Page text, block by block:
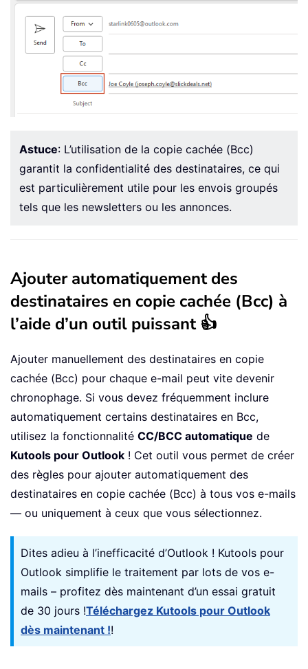
Astuce: L’utilisation de la copie cachée (Bcc)
garantit la confidentialité des destinataires, ce qui
est particulièrement utile pour les envois groupés
tels que les newsletters ou les annonces.
Ajouter automatiquement des
destinataires en copie cachée (Bcc) à
l’aide d’un outil puissant 👍
Ajouter manuellement des destinataires en copie
cachée (Bcc) pour chaque e-mail peut vite devenir
chronophage. Si vous devez fréquemment inclure
automatiquement certains destinataires en Bcc,
utilisez la fonctionnalité CC/BCC automatique de
Kutools pour Outlook ! Cet outil vous permet de créer
des règles pour ajouter automatiquement des
destinataires en copie cachée (Bcc) à tous vos e-mails
— ou uniquement à ceux que vous sélectionnez.
Dites adieu à l’inefficacité d’Outlook ! Kutools pour
Outlook simplifie le traitement par lots de vos e-
mails – profitez dès maintenant d’un essai gratuit
de 30 jours !Téléchargez Kutools pour Outlook
dès maintenant !!